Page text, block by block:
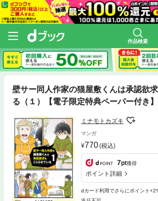
作品検索
壁サー同人作家の猫屋敷くんは承認欲
る（１）【電子限定特典ペーパー付き】
ミナモトカズキ
マンガ
770(税込)
7pt獲得
ポイント詳細
dカード利用でさらにポイント